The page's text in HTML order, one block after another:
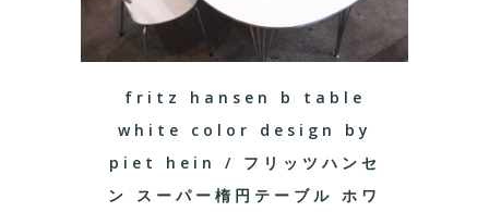
fritz hansen b table
white color design by
piet hein / フリッツハンセ
ン スーパー楕円テーブル ホワ